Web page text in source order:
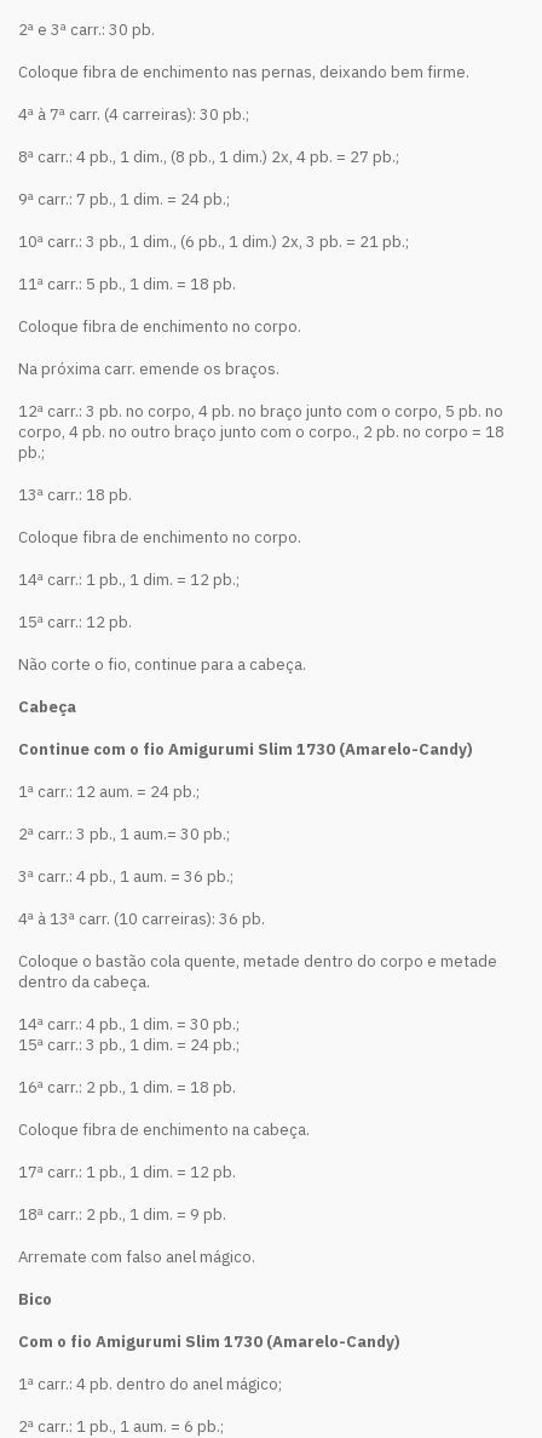
2ª e 3ª carr.: 30 pb.
Coloque fibra de enchimento nas pernas, deixando bem firme.
4ª à 7ª carr. (4 carreiras): 30 pb.;
8ª carr.: 4 pb., 1 dim., (8 pb., 1 dim.) 2x, 4 pb. = 27 pb.;
9ª carr.: 7 pb., 1 dim. = 24 pb.;
10ª carr.: 3 pb., 1 dim., (6 pb., 1 dim.) 2x, 3 pb. = 21 pb.;
11ª carr.: 5 pb., 1 dim. = 18 pb.
Coloque fibra de enchimento no corpo.
Na próxima carr. emende os braços.
12ª carr.: 3 pb. no corpo, 4 pb. no braço junto com o corpo, 5 pb. no
corpo, 4 pb. no outro braço junto com o corpo., 2 pb. no corpo = 18
pb.;
13ª carr.: 18 pb.
Coloque fibra de enchimento no corpo.
14ª carr.: 1 pb., 1 dim. = 12 pb.;
15ª carr.: 12 pb.
Não corte o fio, continue para a cabeça.
Cabeça
Continue com o fio Amigurumi Slim 1730 (Amarelo-Candy)
1ª carr.: 12 aum. = 24 pb.;
2ª carr.: 3 pb., 1 aum.= 30 pb.;
3ª carr.: 4 pb., 1 aum. = 36 pb.;
4ª à 13ª carr. (10 carreiras): 36 pb.
Coloque o bastão cola quente, metade dentro do corpo e metade
dentro da cabeça.
14ª carr.: 4 pb., 1 dim. = 30 pb.;
15ª carr.: 3 pb., 1 dim. = 24 pb.;
16ª carr.: 2 pb., 1 dim. = 18 pb.
Coloque fibra de enchimento na cabeça.
17ª carr.: 1 pb., 1 dim. = 12 pb.
18ª carr.: 2 pb., 1 dim. = 9 pb.
Arremate com falso anel mágico.
Bico
Com o fio Amigurumi Slim 1730 (Amarelo-Candy)
1ª carr.: 4 pb. dentro do anel mágico;
2ª carr.: 1 pb., 1 aum. = 6 pb.;